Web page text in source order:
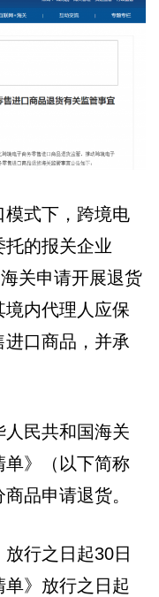
模式下，跨境电
的报关企业
海关申请开展退货
内代理人应保
口商品，并承
民共和国海关
单》（以下简称
品申请退货。
行之日起30日
》放行之日起